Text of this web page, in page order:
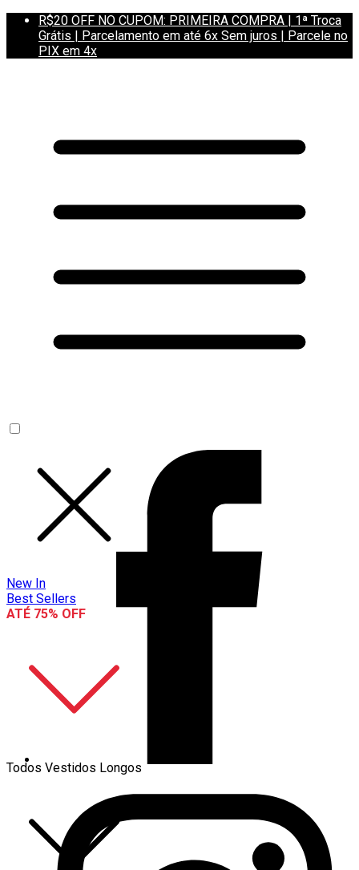
R$20 OFF NO CUPOM: PRIMEIRA COMPRA | 1ª Troca
Grátis | Parcelamento em até 6x Sem juros | Parcele no
PIX em 4x
New In
Best Sellers
ATÉ 75% OFF
Todos Vestidos Longos